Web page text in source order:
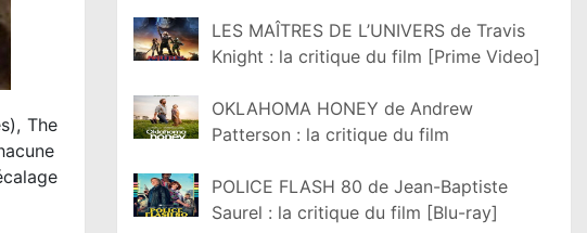
The
LES MAÎTRES DE L’UNIVERS de Travis
Knight : la critique du film [Prime Video]
OKLAHOMA HONEY de Andrew
Patterson : la critique du film
POLICE FLASH 80 de Jean-Baptiste
Saurel : la critique du film [Blu-ray]